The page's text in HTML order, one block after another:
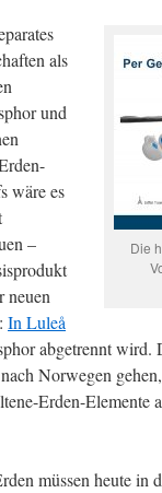
Die
als
und
wäre es
–
neuen
In Luleå
abgetrennt wird.
Norwegen gehen,
Erden-Elemente
müssen heute